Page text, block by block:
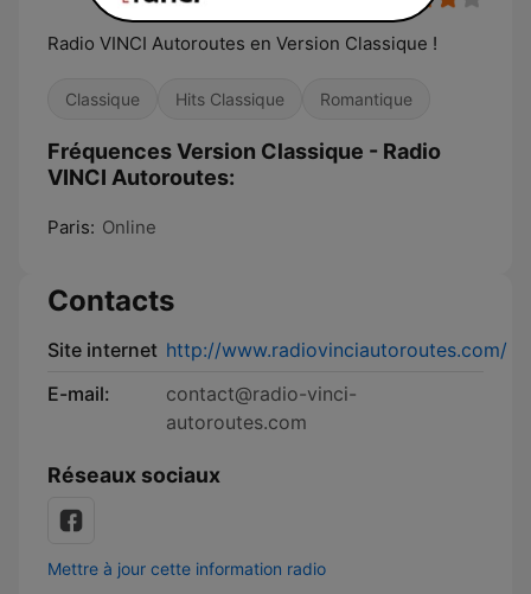
Radio VINCI Autoroutes en Version Classique !
Classique Hits Classique Romantique
Fréquences Version Classique - Radio
VINCI Autoroutes:
Paris: Online
Contacts
Site internet http://www.radiovinciautoroutes.com/
E-mail:
contact@radio-vinci-
autoroutes.com
Réseaux sociaux
Mettre à jour cette information radio